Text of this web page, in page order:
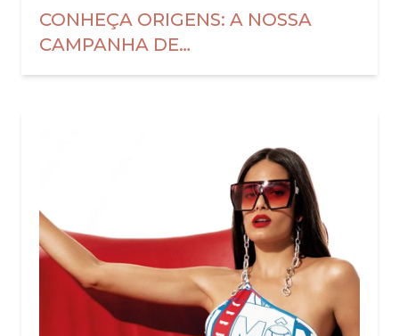
CONHEÇA ORIGENS: A NOSSA
CAMPANHA DE
OUTONO/INVERNO 2025 CHEGOU!